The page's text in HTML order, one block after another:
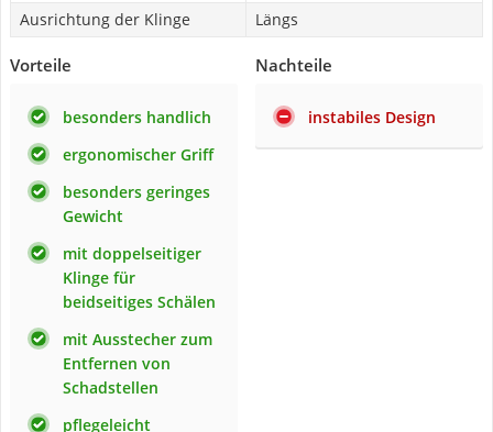
Ausrichtung der Klinge
Längs
Vorteile
besonders handlich
ergonomischer Griff
besonders geringes
Gewicht
mit doppelseitiger
Klinge für
beidseitiges Schälen
mit Ausstecher zum
Entfernen von
Schadstellen
pflegeleicht
Nachteile
instabiles Design